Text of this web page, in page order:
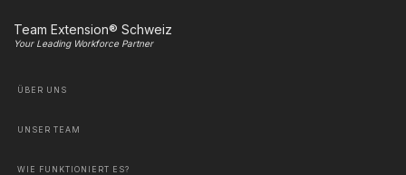
Team Extension® Schweiz
Your Leading Workforce Partner
ÜBER UNS
UNSER TEAM
WIE FUNKTIONIERT ES?